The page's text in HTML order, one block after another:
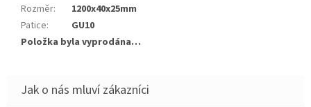
Rozměr:
1200x40x25mm
Patice:
GU10
Položka byla vyprodána…